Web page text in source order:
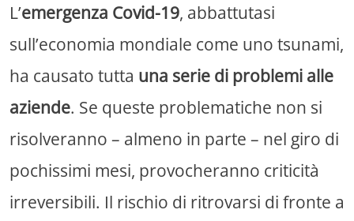
L’emergenza Covid-19, abbattutasi
sull’economia mondiale come uno tsunami,
ha causato tutta una serie di problemi alle
aziende. Se queste problematiche non si
risolveranno – almeno in parte – nel giro di
pochissimi mesi, provocheranno criticità
irreversibili. Il rischio di ritrovarsi di fronte a